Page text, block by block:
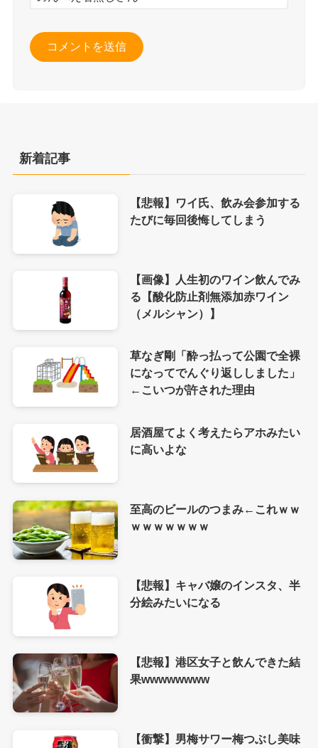
新着記事
【悲報】ワイ氏、飲み会参加する
たびに毎回後悔してしまう
【画像】人生初のワイン飲んでみ
る【酸化防止剤無添加赤ワイン
（メルシャン）】
草なぎ剛「酔っ払って公園で全裸
になってでんぐり返ししました」
←こいつが許された理由
居酒屋てよく考えたらアホみたい
に高いよな
至高のビールのつまみ←これｗｗ
ｗｗｗｗｗｗｗ
【悲報】キャバ嬢のインスタ、半
分絵みたいになる
【悲報】港区女子と飲んできた結
果wwwwwwww
【衝撃】男梅サワー梅つぶし美味